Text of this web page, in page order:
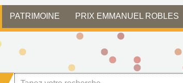
PATRIMOINE PRIX EMMANUEL ROBLES